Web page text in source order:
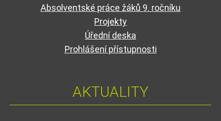
Absolventské práce žáků 9. ročníku
Projekty
Úřední deska
Prohlášení přístupnosti
AKTUALITY